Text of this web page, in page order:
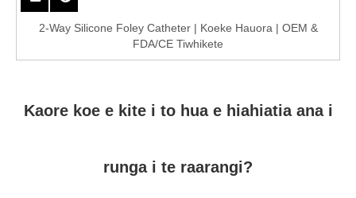
2-Way Silicone Foley Catheter | Koeke Hauora | OEM &
FDA/CE Tiwhikete
Kaore koe e kite i to hua e hiahiatia ana i
runga i te raarangi?